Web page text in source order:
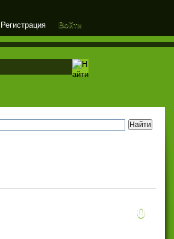
Регистрация Войти
0